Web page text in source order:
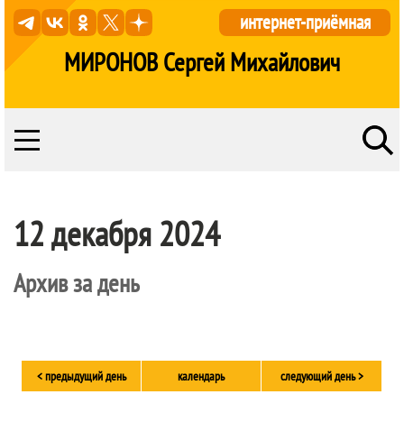
МИРОНОВ Сергей Михайлович
интернет-приёмная
12 декабря 2024
Архив за день
< предыдущий день календарь следующий день >